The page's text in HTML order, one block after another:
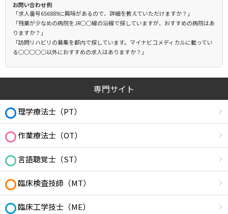
お問い合わせ例
「求人番号656889に興味があるので、詳細を教えていただけますか？」
「残業が少なめの病院をJR○○線の沿線で探していますが、おすすめの病院はあ
りますか？」
「訪問リハビリの募集を都内で探しています。マイナビコメディカルに載ってい
る○○○○○以外におすすめの求人はありますか？」
専門サイト
理学療法士（PT）
作業療法士（OT）
言語聴覚士（ST）
臨床検査技師（MT）
臨床工学技士（ME）